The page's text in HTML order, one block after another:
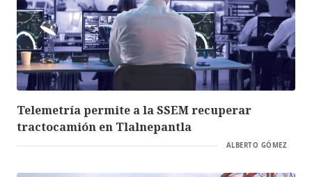
Telemetría permite a la SSEM recuperar
tractocamión en Tlalnepantla
ALBERTO GÓMEZ